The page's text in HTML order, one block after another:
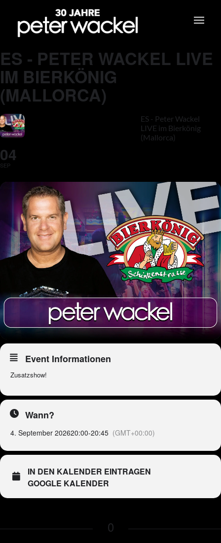
ES - PETER WACKEL LIVE
IM BIERKÖNIG
(MALLORCA)
04
SEP
ES - Peter Wackel
LIVE im Bierkönig
(Mallorca)
Event Informationen
Zusatzshow!
Wann?
4. September 202620:00-20:45 (GMT+00:00)
IN DEN KALENDER EINTRAGEN
GOOGLE KALENDER
0